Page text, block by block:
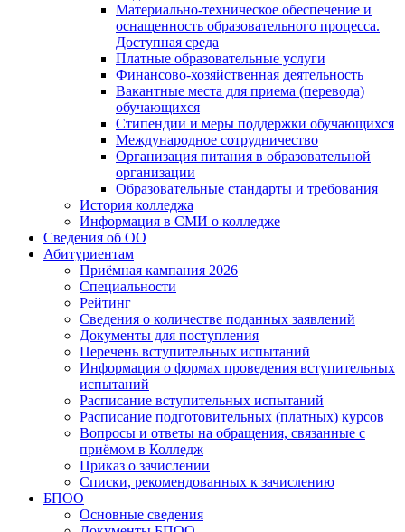
Материально-техническое обеспечение и
оснащенность образовательного процесса.
Доступная среда
Платные образовательные услуги
Финансово-хозяйственная деятельность
Вакантные места для приема (перевода)
обучающихся
Стипендии и меры поддержки обучающихся
Международное сотрудничество
Организация питания в образовательной
организации
Образовательные стандарты и требования
История колледжа
Информация в СМИ о колледже
Сведения об ОО
Абитуриентам
Приёмная кампания 2026
Специальности
Рейтинг
Сведения о количестве поданных заявлений
Документы для поступления
Перечень вступительных испытаний
Информация о формах проведения вступительных
испытаний
Расписание вступительных испытаний
Расписание подготовительных (платных) курсов
Вопросы и ответы на обращения, связанные с
приёмом в Колледж
Приказ о зачислении
Списки, рекомендованных к зачислению
БПОО
Основные сведения